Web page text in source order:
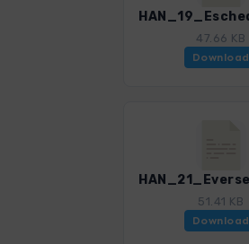
47.66 KB
Download
51.41 KB
Download